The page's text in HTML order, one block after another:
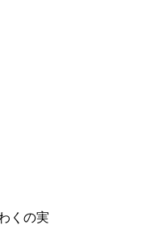
くの実